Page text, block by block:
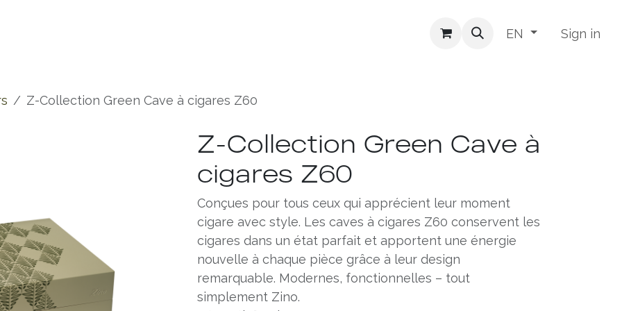
EN Sign in
Z-Collection Green Cave à cigares Z60
Z-Collection Green Cave à
cigares Z60
Conçues pour tous ceux qui apprécient leur moment
cigare avec style. Les caves à cigares Z60 conservent les
cigares dans un état parfait et apportent une énergie
nouvelle à chaque pièce grâce à leur design
remarquable. Modernes, fonctionnelles – tout
simplement Zino.